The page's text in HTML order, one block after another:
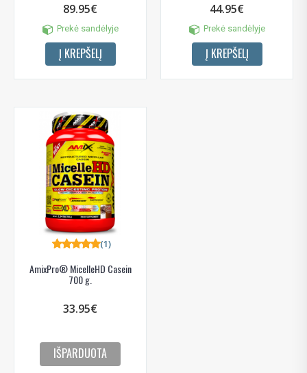
89.95€
Prekė sandėlyje
Į KREPŠELĮ
44.95€
Prekė sandėlyje
Į KREPŠELĮ
AmixPro® MicelleHD Casein
700 g.
(1)
33.95€
IŠPARDUOTA